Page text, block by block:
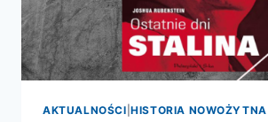
AKTUALNOŚCI |HISTORIA NOWOŻYTNA